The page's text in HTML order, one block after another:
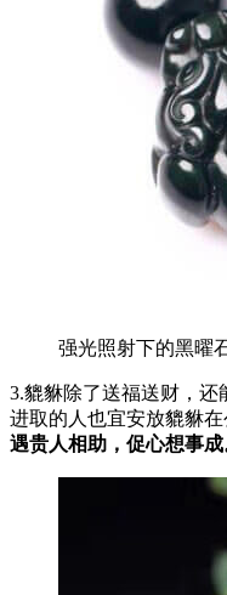
强光照射下的黑曜
3.貔貅除了送福送财，还
进取的人也宜安放貔貅
遇贵人相助，促心想事成